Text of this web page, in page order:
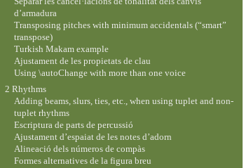
d’armadura
Transposing pitches with minimum accidentals (“smart”
transpose)
Turkish Makam example
Ajustament de les propietats de clau
Using \autoChange with more than one voice
2 Rhythms
Adding beams, slurs, ties, etc., when using tuplet and non-
tuplet rhythms
Escriptura de parts de percussió
Ajustament d’espaiat de les notes d’adorn
Alineació dels números de compàs
Formes alternatives de la figura breu